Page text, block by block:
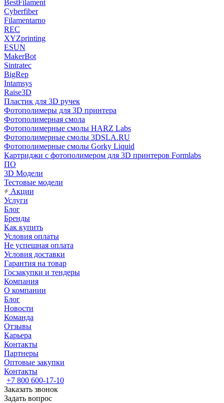
BestFilament
Cyberfiber
Filamentarno
REC
XYZprinting
ESUN
MakerBot
Sintratec
BigRep
Intamsys
Raise3D
Пластик для 3D ручек
Фотополимеры для 3D принтера
Фотополимерная смола
Фотополимерные смолы HARZ Labs
Фотополимерные смолы 3DSLA.RU
Фотополимерные смолы Gorky Liquid
Картриджи с фотополимером для 3D принтеров Formlabs
ПО
3D Модели
Тестовые модели
Акции
Услуги
Блог
Бренды
Как купить
Условия оплаты
Не успешная оплата
Условия доставки
Гарантия на товар
Госзакупки и тендеры
Компания
О компании
Блог
Новости
Команда
Отзывы
Карьера
Контакты
Партнеры
Оптовые закупки
Контакты
+7 800 600-17-10
Заказать звонок
Задать вопрос